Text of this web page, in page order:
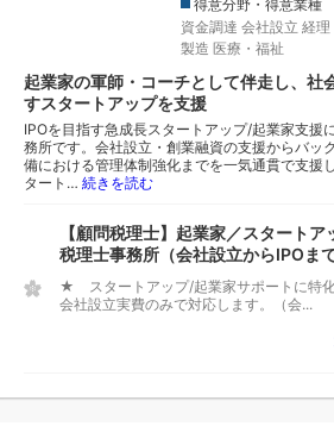
得意分野・得意業種
資金調達 会社設立 経理
製造 医療・福祉
起業家の軍師・コーチとして伴走し、
すスタートアップを支援
IPOを目指す急成長スタートアップ/起業家支援
務所です。会社設立・創業融資の支援からバッ
備における管理体制強化までを一気通貫で支
タート… 続きを読む
【顧問税理士】起業家／スタート
税理士事務所（会社設立からIPOま
★ スタートアップ/起業家サポートに特
会社設立実費のみで対応します。（会...